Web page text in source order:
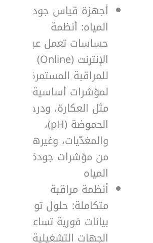
أجهزة قياس جودة
المياه: أنظمة
حساسات تعمل عبر
الإنترنت (Online)
للمراقبة المستمرة
لمؤشرات أساسية
مثل العكارة، ودرجة
الحموضة (pH)،
والمغذّيات، وغيرها
من مؤشرات جودة
المياه
أنظمة مراقبة
متكاملة: حلول توفّر
بيانات فورية تساعد
الجهات التشغيلية